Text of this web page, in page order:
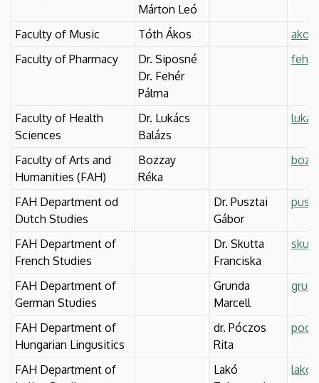
Márton Leó
Faculty of Music Tóth Ákos
Faculty of Pharmacy
Dr. Siposné
Dr. Fehér
Pálma
Faculty of Health
Sciences
Dr. Lukács
Balázs
Faculty of Arts and
Humanities (FAH)
Bozzay
Réka
FAH Department od
Dutch Studies
Dr. Pusztai
Gábor
FAH Department of
French Studies
Dr. Skutta
Franciska
FAH Department of
German Studies
Grunda
Marcell
FAH Department of
Hungarian Lingusitics
dr. Póczos
Rita
FAH Department of
Lakó